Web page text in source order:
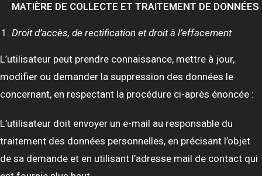
MATIÈRE DE COLLECTE ET TRAITEMENT DE DONNÉES
Droit d’accès, de rectification et droit à l’effacement
L’utilisateur peut prendre connaissance, mettre à jour,
modifier ou demander la suppression des données le
concernant, en respectant la procédure ci-après énoncée :
L’utilisateur doit envoyer un e-mail au responsable du
traitement des données personnelles, en précisant l’objet
de sa demande et en utilisant l’adresse mail de contact qui